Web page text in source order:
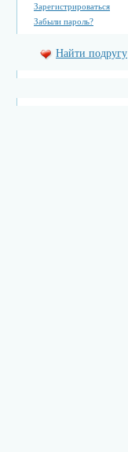
Зарегистрироваться
Забыли пароль?
Найти подругу